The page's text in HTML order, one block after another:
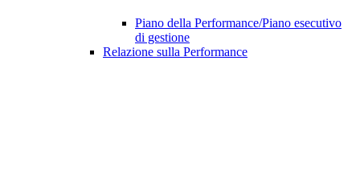
Piano della Performance/Piano esecutivo
di gestione
Relazione sulla Performance